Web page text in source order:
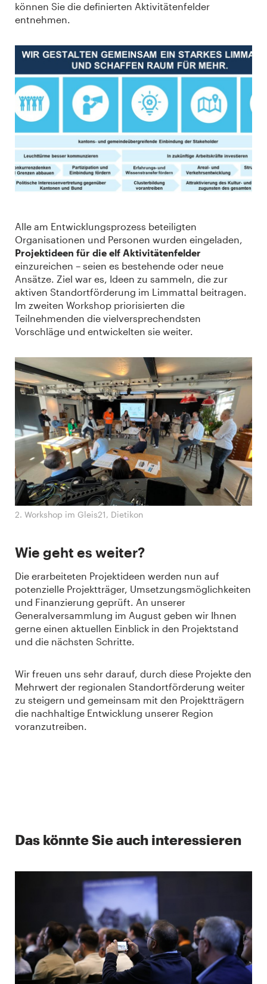
können Sie die definierten Aktivitätenfelder
entnehmen.
Alle am Entwicklungsprozess beteiligten
Organisationen und Personen wurden eingeladen,
Projektideen für die elf Aktivitätenfelder
einzureichen – seien es bestehende oder neue
Ansätze. Ziel war es, Ideen zu sammeln, die zur
aktiven Standortförderung im Limmattal beitragen.
Im zweiten Workshop priorisierten die
Teilnehmenden die vielversprechendsten
Vorschläge und entwickelten sie weiter.
2. Workshop im Gleis21, Dietikon
Wie geht es weiter?
Die erarbeiteten Projektideen werden nun auf
potenzielle Projektträger, Umsetzungsmöglichkeiten
und Finanzierung geprüft. An unserer
Generalversammlung im August geben wir Ihnen
gerne einen aktuellen Einblick in den Projektstand
und die nächsten Schritte.
Wir freuen uns sehr darauf, durch diese Projekte den
Mehrwert der regionalen Standortförderung weiter
zu steigern und gemeinsam mit den Projektträgern
die nachhaltige Entwicklung unserer Region
voranzutreiben.
Das könnte Sie auch interessieren